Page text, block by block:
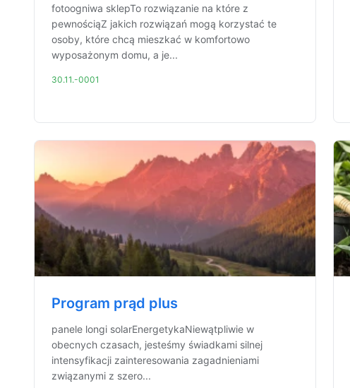
fotoogniwa sklepTo rozwiązanie na które z
pewnościąZ jakich rozwiązań mogą korzystać te
osoby, które chcą mieszkać w komfortowo
wyposażonym domu, a je...
30.11.-0001
Program prąd plus
panele longi solarEnergetykaNiewątpliwie w
obecnych czasach, jesteśmy świadkami silnej
intensyfikacji zainteresowania zagadnieniami
związanymi z szero...